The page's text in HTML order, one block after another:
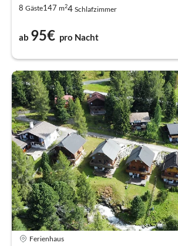
8 Gäste147 m24 Schlafzimmer
ab 95€ pro Nacht
Ferienhaus